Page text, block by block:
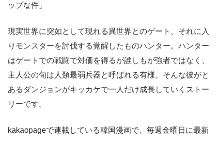
ップな件」
現実世界に突如として現れる異世界とのゲート、それに入
りモンスターを討伐する覚醒したものハンター。ハンター
はゲートでの戦闘で対価を得るが誰しもが強者ではなく、
主人公の旬は人類最弱兵器と呼ばれる有様。そんな彼がと
あるダンジョンがキッカケで一人だけ成長していくストー
リーです。
kakaopageで連載している韓国漫画で、毎週金曜日に最新